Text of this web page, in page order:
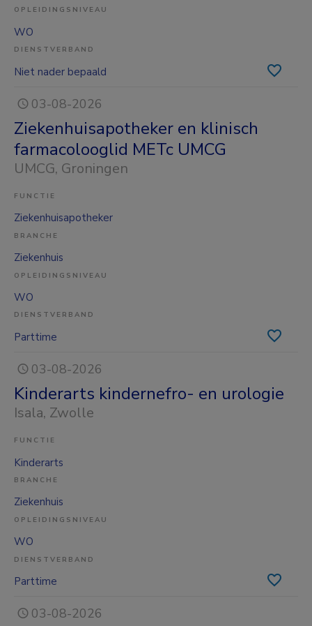
OPLEIDINGSNIVEAU
WO
DIENSTVERBAND
Niet nader bepaald
03-08-2026
Ziekenhuisapotheker en klinisch
farmacolooglid METc UMCG
UMCG, Groningen
FUNCTIE
Ziekenhuisapotheker
BRANCHE
Ziekenhuis
OPLEIDINGSNIVEAU
WO
DIENSTVERBAND
Parttime
03-08-2026
Kinderarts kindernefro- en urologie
Isala, Zwolle
FUNCTIE
Kinderarts
BRANCHE
Ziekenhuis
OPLEIDINGSNIVEAU
WO
DIENSTVERBAND
Parttime
03-08-2026